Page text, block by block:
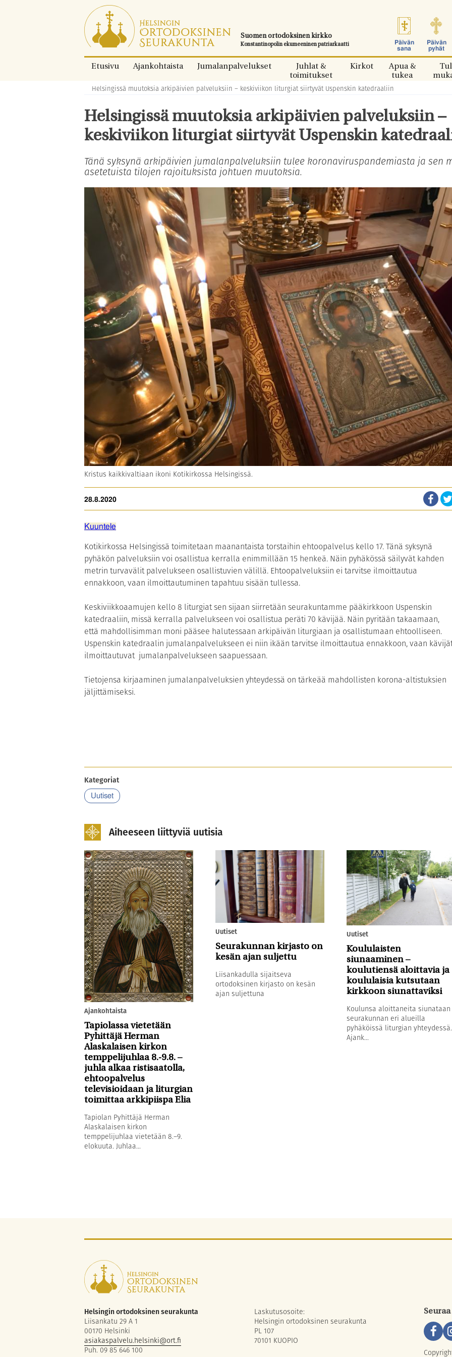
Siirry
suoraan
sisältöön.
Suomen ortodoksinen kirkko
Konstantinopolin ekumeeninen patriarkaatti
Päivän
sana
Päivän
pyhät
Etusivu Ajankohtaista Jumalanpalvelukset
Juhlat &
toimitukset
Kirkot
Apua &
tukea
Murupolku:
Helsingissä muutoksia arkipäivien palveluksiin – keskiviikon liturgiat siirtyvät Uspenskin katedraaliin
Helsingissä muutoksia arkipäivien palveluksiin –
keskiviikon liturgiat siirtyvät Uspenskin
Tänä syksynä arkipäivien jumalanpalveluksiin tulee koronaviruspandemiasta ja sen
asetetuista tilojen rajoituksista johtuen muutoksia.
Kristus kaikkivaltiaan ikoni Kotikirkossa Helsingissä.
28.8.2020
Kuuntele
Kotikirkossa Helsingissä toimitetaan maanantaista torstaihin ehtoopalvelus kello 17. Tänä syksynä
pyhäkön palveluksiin voi osallistua kerralla enimmillään 15 henkeä. Näin pyhäkössä säilyvät kahden
metrin turvavälit palvelukseen osallistuvien välillä. Ehtoopalveluksiin ei tarvitse ilmoittautua
ennakkoon, vaan ilmoittautuminen tapahtuu sisään tullessa.
Keskiviikkoaamujen kello 8 liturgiat sen sijaan siirretään seurakuntamme pääkirkkoon Uspenskin
katedraaliin, missä kerralla palvelukseen voi osallistua peräti 70 kävijää. Näin pyritään takaamaan,
että mahdollisimman moni pääsee halutessaan arkipäivän liturgiaan ja osallistumaan ehtoolliseen.
Uspenskin katedraalin jumalanpalvelukseen ei niin ikään tarvitse ilmoittautua ennakkoon, vaan
ilmoittautuvat jumalanpalvelukseen saapuessaan.
Tietojensa kirjaaminen jumalanpalveluksien yhteydessä on tärkeää mahdollisten korona-altistuksien
jäljittämiseksi.
Kategoriat
Uutiset
Aiheeseen liittyviä uutisia
Ajankohtaista
Tapiolassa vietetään
Pyhittäjä Herman
Alaskalaisen kirkon
temppelijuhlaa 8.-9.8. –
juhla alkaa ristisaatolla,
ehtoopalvelus
televisioidaan ja liturgian
toimittaa arkkipiispa Elia
Tapiolan Pyhittäjä Herman
Alaskalaisen kirkon
temppelijuhlaa vietetään 8.–9.
elokuuta. Juhlaa...
Uutiset
Seurakunnan kirjasto on
kesän ajan suljettu
Liisankadulla sijaitseva
ortodoksinen kirjasto on kesän
ajan suljettuna
Uutiset
Koululaisten
siunaaminen –
koulutiensä aloittavia ja
koululaisia kutsutaan
kirkkoon siunattaviksi
Koulunsa aloittaneita siunataan
seurakunnan eri alueilla
pyhäköissä liturgian yhteydessä.
Ajank...
Helsingin ortodoksinen seurakunta
Liisankatu 29 A 1
00170 Helsinki
asiakaspalvelu.helsinki@ort.fi
Puh. 09 85 646 100
Laskutusosoite:
Helsingin ortodoksinen seurakunta
PL 107
70101 KUOPIO